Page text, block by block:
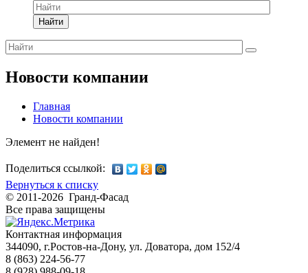
Найти
Новости компании
Главная
Новости компании
Элемент не найден!
Поделиться ссылкой:
Вернуться к списку
© 2011-2026 Гранд-Фасад
Все права защищены
Контактная информация
344090, г.Ростов-на-Дону, ул. Доватора, дом 152/4
8 (863) 224-56-77